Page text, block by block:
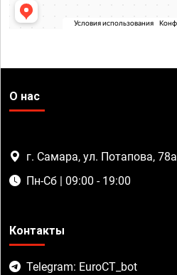
О нас
г. Самара, ул. Потапова, 78а
Пн-Сб | 09:00 - 19:00
Контакты
Telegram: EuroCT_bot